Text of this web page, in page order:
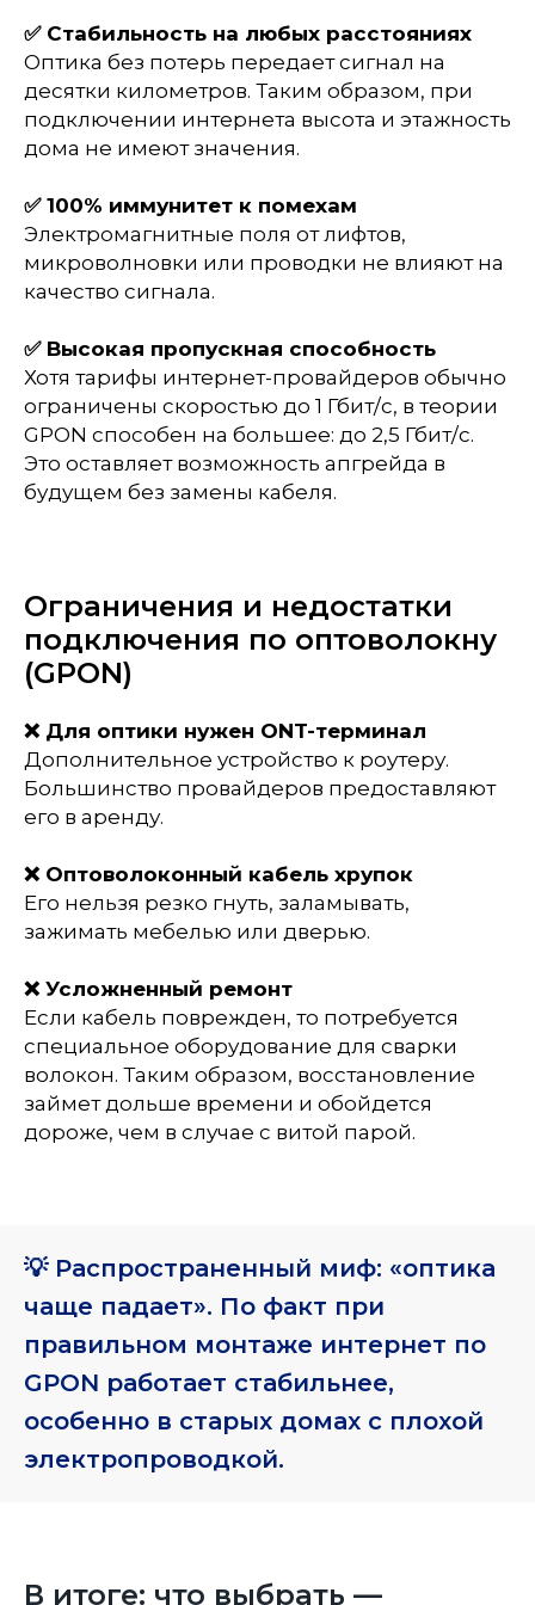
✅ Стабильность на любых расстояниях
Оптика без потерь передает сигнал на
десятки километров. Таким образом, при
подключении интернета высота и этажность
дома не имеют значения.
✅ 100% иммунитет к помехам
Электромагнитные поля от лифтов,
микроволновки или проводки не влияют на
качество сигнала.
✅ Высокая пропускная способность
Хотя тарифы интернет-провайдеров обычно
ограничены скоростью до 1 Гбит/с, в теории
GPON способен на большее: до 2,5 Гбит/с.
Это оставляет возможность апгрейда в
будущем без замены кабеля.
Ограничения и недостатки
подключения по оптоволокну
(GPON)
❌ Для оптики нужен ONT-терминал
Дополнительное устройство к роутеру.
Большинство провайдеров предоставляют
его в аренду.
❌ Оптоволоконный кабель хрупок
Его нельзя резко гнуть, заламывать,
зажимать мебелью или дверью.
❌ Усложненный ремонт
Если кабель поврежден, то потребуется
специальное оборудование для сварки
волокон. Таким образом, восстановление
займет дольше времени и обойдется
дороже, чем в случае с витой парой.
💡 Распространенный миф: «оптика
чаще падает». По факт при
правильном монтаже интернет по
GPON работает стабильнее,
особенно в старых домах с плохой
электропроводкой.
В итоге: что выбрать —